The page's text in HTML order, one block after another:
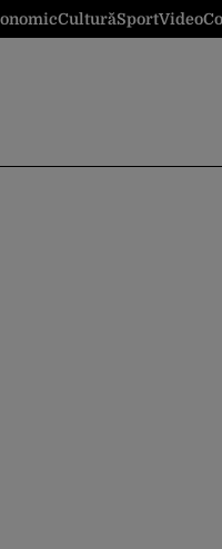
CulturăSportVideo